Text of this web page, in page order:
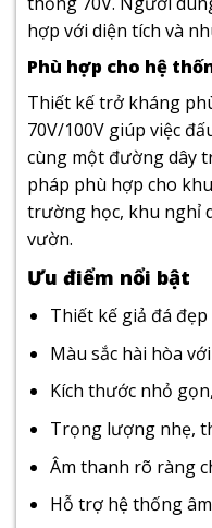
hợp với diện tích và
Phù hợp cho hệ
Thiết kế trở kháng
70V/100V giúp việc
cùng một đường dây
pháp phù hợp cho
trường học, khu nghỉ
vườn.
Ưu điểm nổi bật
Thiết kế giả đá
Màu sắc hài hòa
Kích thước nhỏ
Trọng lượng nhẹ,
Âm thanh rõ ràng
Hỗ trợ hệ thống